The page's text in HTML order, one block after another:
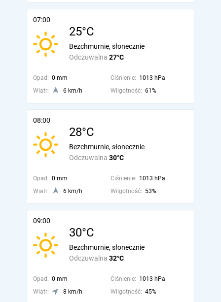
07:00
25°C
Odczuwalna 27°C
Bezchmurnie, słonecznie
Opad: 0 mm Ciśnienie: 1013 hPa
Wiatr:
6 km/h Wilgotność: 61%
08:00
28°C
Odczuwalna 30°C
Bezchmurnie, słonecznie
Opad: 0 mm Ciśnienie: 1013 hPa
Wiatr:
6 km/h Wilgotność: 53%
09:00
30°C
Odczuwalna 32°C
Bezchmurnie, słonecznie
Opad: 0 mm Ciśnienie: 1013 hPa
Wiatr:
8 km/h Wilgotność: 45%